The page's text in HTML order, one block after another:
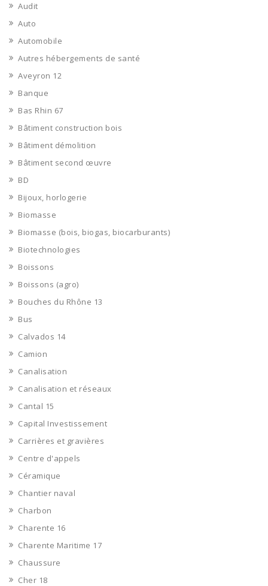
Audit
Auto
Automobile
Autres hébergements de santé
Aveyron 12
Banque
Bas Rhin 67
Bâtiment construction bois
Bâtiment démolition
Bâtiment second œuvre
BD
Bijoux, horlogerie
Biomasse
Biomasse (bois, biogas, biocarburants)
Biotechnologies
Boissons
Boissons (agro)
Bouches du Rhône 13
Bus
Calvados 14
Camion
Canalisation
Canalisation et réseaux
Cantal 15
Capital Investissement
Carrières et gravières
Centre d'appels
Céramique
Chantier naval
Charbon
Charente 16
Charente Maritime 17
Chaussure
Cher 18